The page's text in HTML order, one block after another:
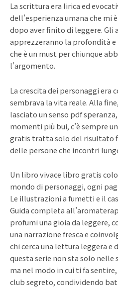
La scrittura era lirica ed
dell’esperienza umana che mi
dopo aver finito di leggere. Gli
apprezzeranno la profondità
che è un must per chiunque
l’argomento.
La crescita dei personaggi era
sembrava la vita reale. Alla
lasciato un senso pdf
momenti più bui, c’è sempre
gratis tratta solo del risultato
delle persone che incontri
Un libro vivace libro gratis
mondo di personaggi, ogni
Le illustrazioni a fumetti e il
Guida completa
profumi una gioia da leggere,
una narrazione fresca e
chi cerca una lettura leggera e
questa serie non sta solo nelle
ma nel modo in cui ti fa
club segreto, condividendo